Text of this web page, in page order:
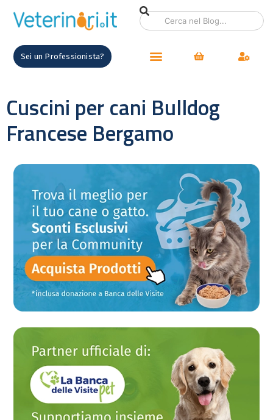
Sei un Professionista?
Cuscini per cani Bulldog
Francese Bergamo